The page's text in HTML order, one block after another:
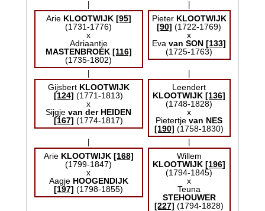
Arie KLOOTWIJK [95]
(1731-1776)
x
Adriaantje
MASTENBROEK [116]
(1735-1802)
Pieter KLOOTWIJK
[90] (1722-1769)
x
Evavan SON [133]
(1725-1763)
Gijsbert KLOOTWIJK
[124] (1771-1813)
x
Sijgjevan der HEIDEN
[167] (1774-1817)
Leendert
KLOOTWIJK [136]
(1748-1828)
x
Pietertjevan NES
[190] (1758-1830)
Arie KLOOTWIJK [168]
(1799-1847)
x
Aagje HOOGENDIJK
[197] (1798-1855)
Willem
KLOOTWIJK [196]
(1794-1845)
x
Teuna
STEHOUWER
[227] (1794-1828)